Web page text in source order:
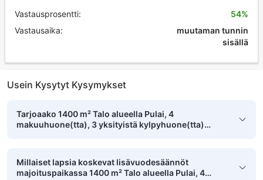
Vastausprosentti:
Vastausaika:
54%
muutaman tunnin
sisällä
Usein Kysytyt Kysymykset
Tarjoaako 1400 m² Talo alueella Pulai, 4
makuuhuone(tta), 3 yksityistä kylpyhuone(tta)
Millaiset lapsia koskevat lisävuodesäännöt
majoituspaikassa 1400 m² Talo alueella Pulai, 4